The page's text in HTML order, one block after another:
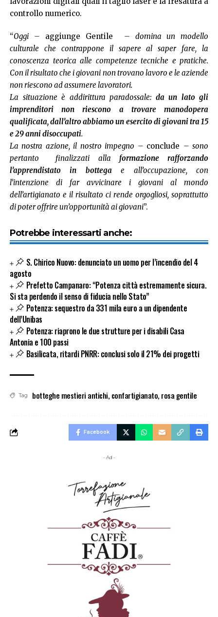
controllo numerico.
“Oggi – aggiunge Gentile
– domina un modello
culturale che contrappone il sapere al saper fare, la
conoscenza teorica alle competenze tecniche e pratiche.
Con il risultato che i giovani non trovano lavoro e le aziende
non riescono ad assumere lavoratori.
La situazione è addirittura paradossale: da un lato gli
imprenditori non riescono a trovare manodopera
qualificata, dall’altro abbiamo un esercito di giovani tra 15
e 29 anni disoccupati.
La nostra azione, il nostro impegno – conclude – sono
pertanto finalizzati alla formazione rafforzando
l’apprendistato in bottega e all’occupazione, con
l’intenzione di far avvicinare i giovani al mondo
dell’artigianato e il risultato ci rende orgogliosi, soprattutto
di poter offrire un’opportunità ai giovani”.
Potrebbe interessarti anche:
S. Chirico Nuovo: denunciato un uomo per l’incendio del 4
agosto
Prefetto Campanaro: “Potenza città estremamente sicura.
Si sta perdendo il senso di fiducia nello Stato”
Potenza: sequestro da 331 mila euro a un dipendente
dell’Unibas
Potenza: riaprono le due strutture per i disabili Casa
Antonia e 100 passi
Basilicata, ritardi PNRR: conclusi solo il 21% dei progetti
Tag botteghe mestieri antichi, confartigianato, rosa gentile
Facebook
- Ad -